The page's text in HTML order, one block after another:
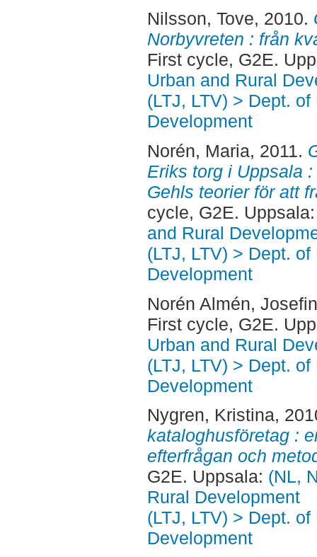
Nilsson, Tove, 2010.
Norbyvreten : från
First cycle, G2E.
Urban and Rural
(LTJ, LTV) > Dept.
Development
Norén, Maria, 2011.
Eriks torg i Uppsala
Gehls teorier för att
cycle, G2E.
and Rural
(LTJ, LTV) > Dept.
Development
Norén Almén, Josefin
First cycle, G2E.
Urban and Rural
(LTJ, LTV) > Dept.
Development
Nygren, Kristina,
kataloghusföretag :
efterfrågan och
G2E. Uppsala: (NL,
Rural Development
(LTJ, LTV) > Dept.
Development